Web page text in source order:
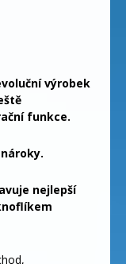
výrobek
funkce.
nejlepší